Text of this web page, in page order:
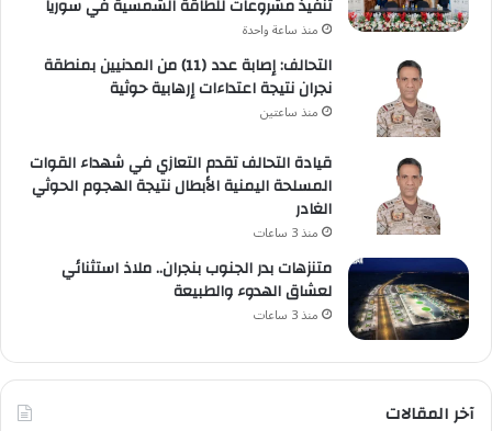
تنفيذ مشروعات للطاقة الشمسية في سوريا
منذ ساعة واحدة
التحالف: إصابة عدد (11) من المدنيين بمنطقة
نجران نتيجة اعتداءات إرهابية حوثية
منذ ساعتين
قيادة التحالف تقدم التعازي في شهداء القوات
المسلحة اليمنية الأبطال نتيجة الهجوم الحوثي
الغادر
منذ 3 ساعات
متنزهات بدر الجنوب بنجران.. ملاذ استثنائي
لعشاق الهدوء والطبيعة
منذ 3 ساعات
آخر المقالات